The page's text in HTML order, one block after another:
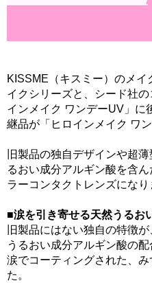
KISSME（キスミー）のメイ
イクシリーズと、シード社
インメイク ワンデーUV」に
継品が「ヒロインメイク ワ
旧製品の独自デザインや超
るおい成分アルギン酸を含
ラーコンタクトレンズになり
■涙を引き寄せる天然うるお
旧製品にはない独自の特徴
うるおい成分アルギン酸の
涙でコーティングされた、
た。